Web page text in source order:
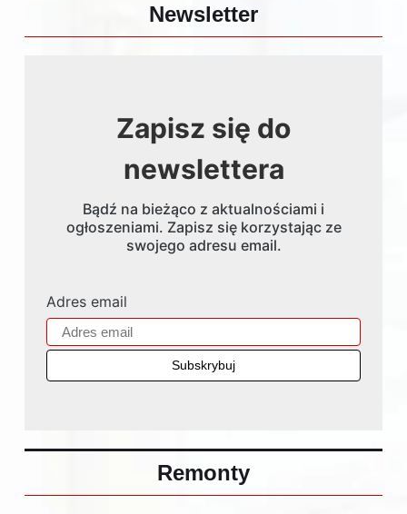
Newsletter
Zapisz się do
newslettera
Bądź na bieżąco z aktualnościami i
ogłoszeniami. Zapisz się korzystając ze
swojego adresu email.
Adres email
Remonty